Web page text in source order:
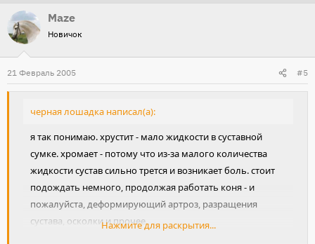
Maze
Новичок
21 Февраль 2005 #5
черная лошадка написал(а):
я так понимаю. хрустит - мало жидкости в суставной
сумке. хромает - потому что из-за малого количества
жидкости сустав сильно трется и возникает боль. стоит
подождать немного, продолжая работать коня - и
пожалуйста, деформирующий артроз, разращения
сустава, осколки и прочее.Нажмите для раскрытия...